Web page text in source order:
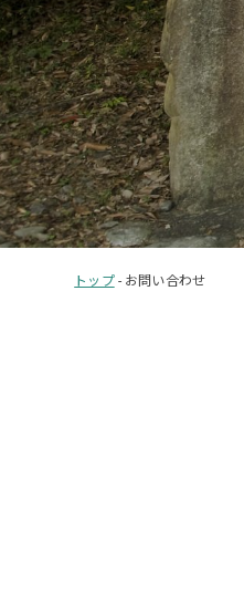
トップ- お問い合わせ